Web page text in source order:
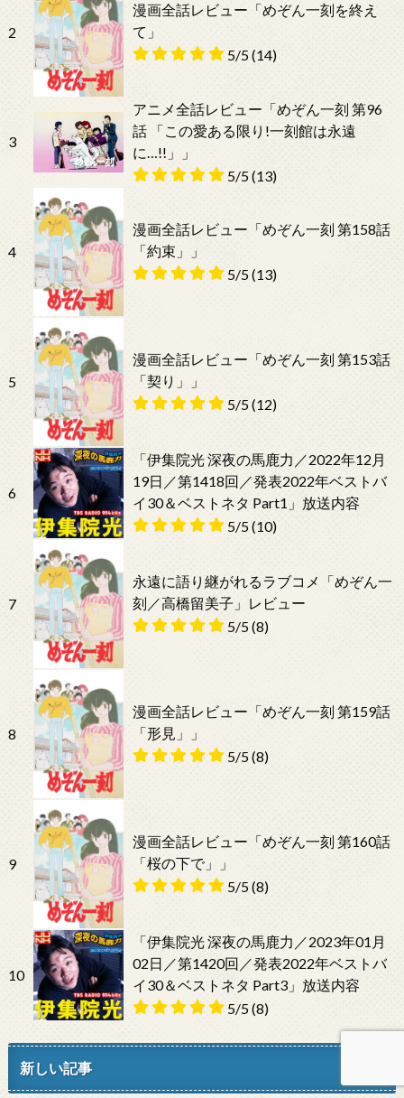
2
漫画全話レビュー「めぞん一刻を終え
て」
5/5(14)
3
アニメ全話レビュー「めぞん一刻 第96
話 「この愛ある限り!一刻館は永遠
に…!!」」
5/5(13)
4
漫画全話レビュー「めぞん一刻 第158話
「約束」」
5/5(13)
5
漫画全話レビュー「めぞん一刻 第153話
「契り」」
5/5(12)
6
「伊集院光 深夜の馬鹿力／2022年12月
19日／第1418回／発表2022年ベストバ
イ30＆ベストネタ Part1」放送内容
5/5(10)
7
永遠に語り継がれるラブコメ「めぞん一
刻／高橋留美子」レビュー
5/5(8)
8
漫画全話レビュー「めぞん一刻 第159話
「形見」」
5/5(8)
9
漫画全話レビュー「めぞん一刻 第160話
「桜の下で」」
5/5(8)
10
「伊集院光 深夜の馬鹿力／2023年01月
02日／第1420回／発表2022年ベストバ
イ30＆ベストネタ Part3」放送内容
5/5(8)
新しい記事